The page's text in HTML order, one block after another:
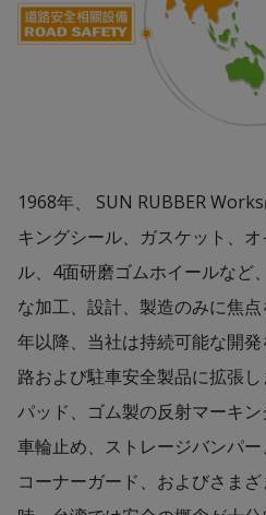
1968年、 SUN RUBBER
キングシール、ガスケット、
ル、4面研磨ゴムホイールなど
な加工、設計、製造のみに焦
年以降、当社は持続可能な開
路および駐車安全製品に拡張
パッド、ゴム製の反射マーキ
車輪止め、ストレージバンパ
コーナーガード、およびさま